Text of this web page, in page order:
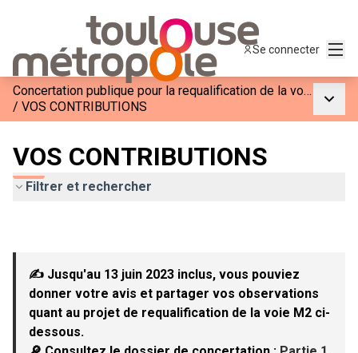
Se connecter
Concertation publique pour la requalification de la voie M2
/ VOS CONTRIBUTIONS
VOS CONTRIBUTIONS
Filtrer et rechercher
✍ Jusqu'au 13 juin 2023 inclus, vous pouviez
donner votre avis et partager vos observations
quant au projet de requalification de la voie M2 ci-
dessous.